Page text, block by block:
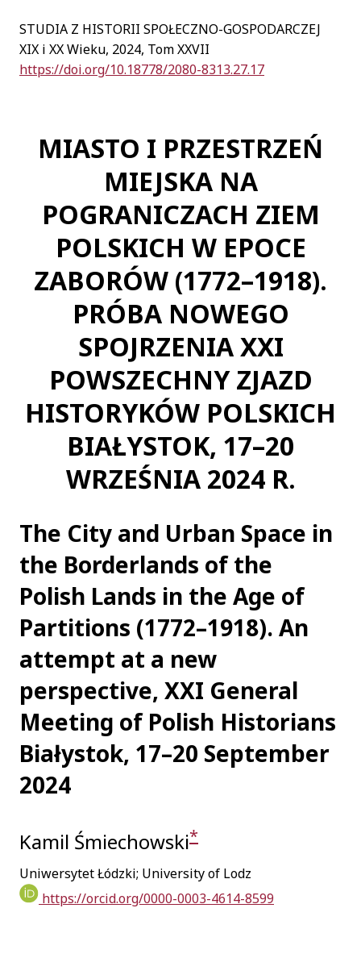
Naciśnij
Tab,
aby
STUDIA Z HISTORII SPOŁECZNO-GOSPODARCZEJ
XIX i XX Wieku, 2024, Tom XXVII
https://doi.org/10.18778/2080-8313.27.17
MIASTO I PRZESTRZEŃ
MIEJSKA NA
POGRANICZACH ZIEM
POLSKICH W EPOCE
ZABORÓW (1772–1918).
PRÓBA NOWEGO
SPOJRZENIA XXI
POWSZECHNY ZJAZD
HISTORYKÓW POLSKICH
BIAŁYSTOK, 17–20
WRZEŚNIA 2024 R.
The City and Urban Space in
the Borderlands of the
Polish Lands in the Age of
Partitions (1772–1918). An
attempt at a new
perspective, XXI General
Meeting of Polish Historians
Białystok, 17–20 September
2024
Kamil Śmiechowski*
Uniwersytet Łódzki; University of Lodz
https://orcid.org/0000-0003-4614-8599